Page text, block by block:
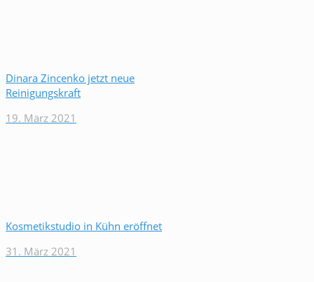
Dinara Zincenko jetzt neue
Reinigungskraft
19. März 2021
Kosmetikstudio in Kühn eröffnet
31. März 2021